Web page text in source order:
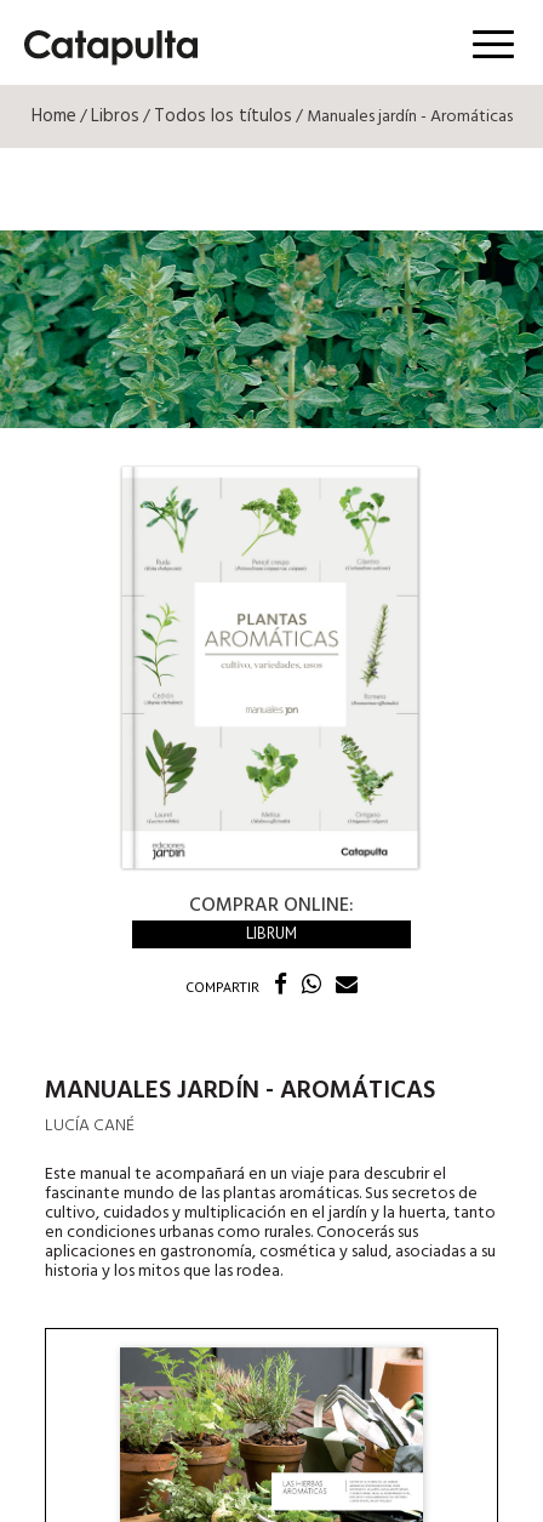
Menú
Home/Libros/Todos los títulos/ Manuales jardín - Aromáticas
COMPRAR ONLINE:
LIBRUM
COMPARTIR
MANUALES JARDÍN - AROMÁTICAS
LUCÍA CANÉ
Este manual te acompañará en un viaje para descubrir el
fascinante mundo de las plantas aromáticas. Sus secretos de
cultivo, cuidados y multiplicación en el jardín y la huerta, tanto
en condiciones urbanas como rurales. Conocerás sus
aplicaciones en gastronomía, cosmética y salud, asociadas a su
historia y los mitos que las rodea.